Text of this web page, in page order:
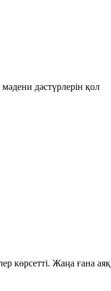
дәстүрлерін қол
көрсетті. Жаңа ғана аяқ